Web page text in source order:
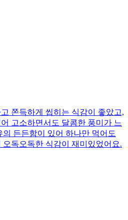
쫀득하게 씹히는 식감이 좋았고,
고소하면서도 달콤한 풍미가 느
든든함이 있어 하나만 먹어도
독오독한 식감이 재미있었어요.